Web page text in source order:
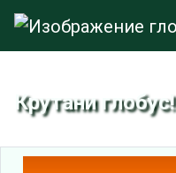
Крутани глобус!